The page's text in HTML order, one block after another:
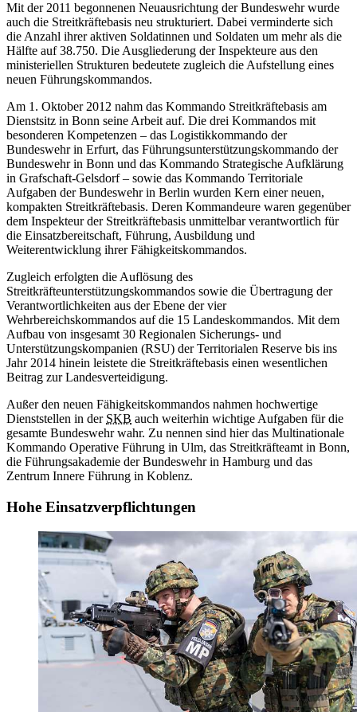
Mit der 2011 begonnenen Neuausrichtung der Bundeswehr wurde
auch die Streitkräftebasis neu strukturiert. Dabei verminderte sich
die Anzahl ihrer aktiven Soldatinnen und Soldaten um mehr als die
Hälfte auf 38.750. Die Ausgliederung der Inspekteure aus den
ministeriellen Strukturen bedeutete zugleich die Aufstellung eines
neuen Führungskommandos.
Am 1. Oktober 2012 nahm das Kommando Streitkräftebasis am
Dienstsitz in Bonn seine Arbeit auf. Die drei Kommandos mit
besonderen Kompetenzen – das Logistikkommando der
Bundeswehr in Erfurt, das Führungsunterstützungskommando der
Bundeswehr in Bonn und das Kommando Strategische Aufklärung
in Grafschaft-Gelsdorf – sowie das Kommando Territoriale
Aufgaben der Bundeswehr in Berlin wurden Kern einer neuen,
kompakten Streitkräftebasis. Deren Kommandeure waren gegenüber
dem Inspekteur der Streitkräftebasis unmittelbar verantwortlich für
die Einsatzbereitschaft, Führung, Ausbildung und
Weiterentwicklung ihrer Fähigkeitskommandos.
Zugleich erfolgten die Auflösung des
Streitkräfteunterstützungskommandos sowie die Übertragung der
Verantwortlichkeiten aus der Ebene der vier
Wehrbereichskommandos auf die 15 Landeskommandos. Mit dem
Aufbau von insgesamt 30 Regionalen Sicherungs- und
Unterstützungskompanien (RSU) der Territorialen Reserve bis ins
Jahr 2014 hinein leistete die Streitkräftebasis einen wesentlichen
Beitrag zur Landesverteidigung.
Außer den neuen Fähigkeitskommandos nahmen hochwertige
Dienststellen in der SKB auch weiterhin wichtige Aufgaben für die
gesamte Bundeswehr wahr. Zu nennen sind hier das Multinationale
Kommando Operative Führung in Ulm, das Streitkräfteamt in Bonn,
die Führungsakademie der Bundeswehr in Hamburg und das
Zentrum Innere Führung in Koblenz.
Hohe Einsatzverpflichtungen